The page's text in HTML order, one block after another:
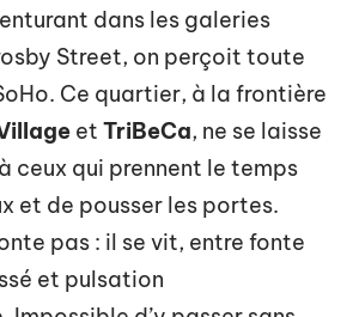
dans les galeries
Street, on perçoit toute
Ce quartier, à la frontière
et TriBeCa, ne se laisse
ceux qui prennent le temps
et de pousser les portes.
pas : il se vit, entre fonte
et pulsation